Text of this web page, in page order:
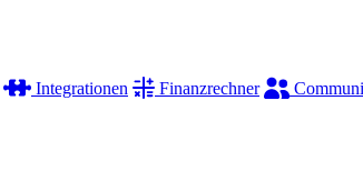
Integrationen Finanzrechner